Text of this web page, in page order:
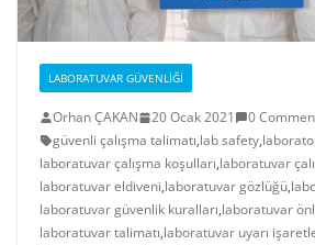
LABORATUVAR GÜVENLIĞI
Orhan ÇAKAN 20 Ocak 2021
0
güvenli çalışma talimatı,lab safety,
laboratuvar çalışma koşulları,laboratuvar
laboratuvar eldiveni,laboratuvar gözlüğü,
laboratuvar güvenlik kuralları,laboratuvar
laboratuvar talimatı,laboratuvar uyarı